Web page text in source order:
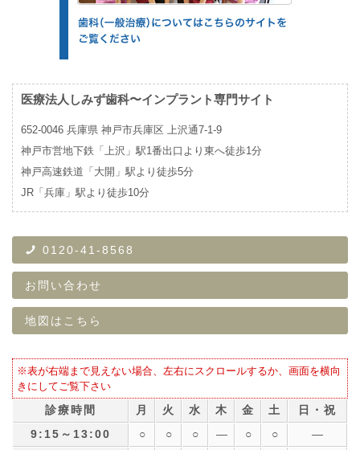
医療法人しみず歯科〜インプラント専門サイト
652-0046 兵庫県 神戸市兵庫区 上沢通7-1-9
神戸市営地下鉄「上沢」駅1番出口より東へ徒歩1分
神戸高速鉄道「大開」駅より徒歩5分
JR「兵庫」駅より徒歩10分
0120-41-8568
お問い合わせ
地図はこちら
※表が右端まで見えない場合、左右にスクロールするか、画面を横向
きにしてご覧下さい
診療時間 月 火 水 木 金 土
日・祝
9:15～ 13:00 ○ ○ ○ ― ○ ○ ―